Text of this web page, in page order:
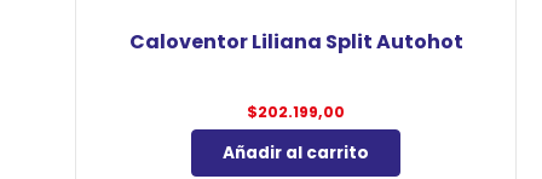
Caloventor Liliana Split Autohot
$202.199,00
Añadir al carrito